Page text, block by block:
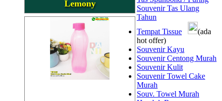
Lemony
Souvenir Tas Ulang
Tahun
Tempat Tissue
(ada
hot offer)
Souvenir Kayu
Souvenir Centong Murah
Souvenir Kulit
Souvenir Towel Cake
Murah
Souv. Towel Murah